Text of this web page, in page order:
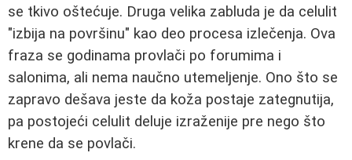
se tkivo oštećuje. Druga velika zabluda je da celulit
"izbija na površinu" kao deo procesa izlečenja. Ova
fraza se godinama provlači po forumima i
salonima, ali nema naučno utemeljenje. Ono što se
zapravo dešava jeste da koža postaje zategnutija,
pa postojeći celulit deluje izraženije pre nego što
krene da se povlači.